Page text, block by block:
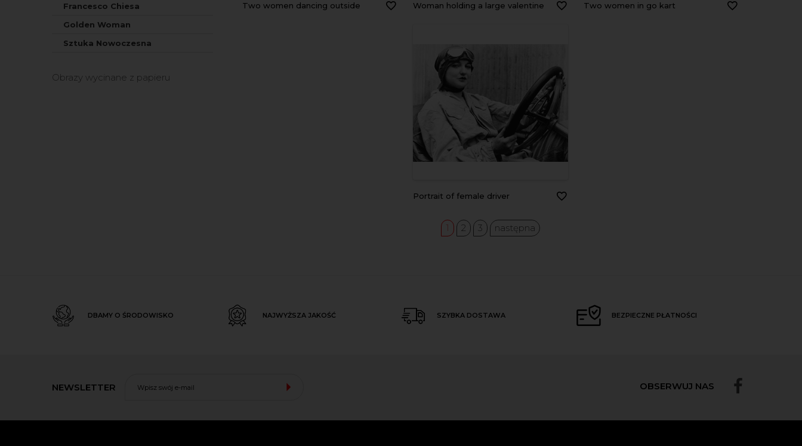
Francesco Chiesa
Golden Woman
Sztuka Nowoczesna
Obrazy wycinane z papieru
Two women dancing outside Woman holding a large valentine Two women in go kart
Portrait of female driver
1 2 3 następna
DBAMY O ŚRODOWISKO NAJWYŻSZA JAKOŚĆ SZYBKA DOSTAWA BEZPIECZNE PŁATNOŚCI
NEWSLETTER OBSERWUJ NAS